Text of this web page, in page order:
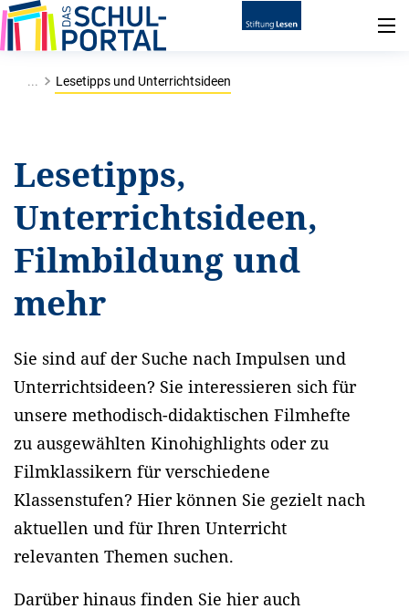
... Lesetipps und Unterrichtsideen
Lesetipps,
Unterrichtsideen,
Filmbildung und
mehr
Sie sind auf der Suche nach Impulsen und
Unterrichtsideen? Sie interessieren sich für
unsere methodisch-didaktischen Filmhefte
zu ausgewählten Kinohighlights oder zu
Filmklassikern für verschiedene
Klassenstufen? Hier können Sie gezielt nach
aktuellen und für Ihren Unterricht
relevanten Themen suchen.
Darüber hinaus finden Sie hier auch